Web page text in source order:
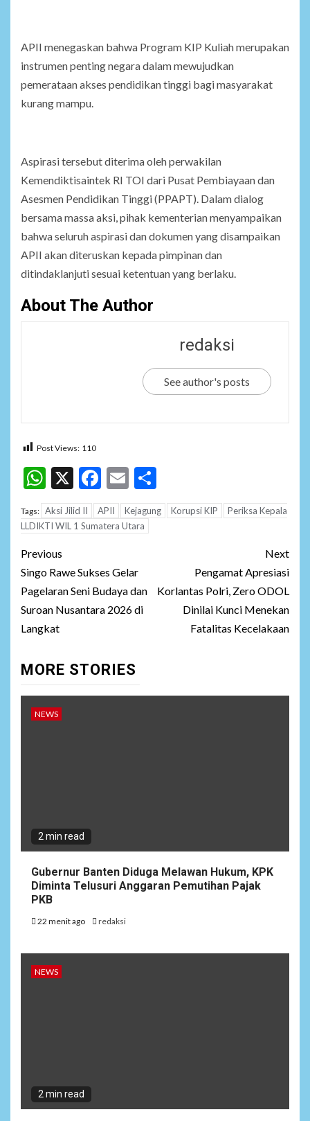
APII menegaskan bahwa Program KIP Kuliah merupakan
instrumen penting negara dalam mewujudkan
pemerataan akses pendidikan tinggi bagi masyarakat
kurang mampu.
Aspirasi tersebut diterima oleh perwakilan
Kemendiktisaintek RI TOI dari Pusat Pembiayaan dan
Asesmen Pendidikan Tinggi (PPAPT). Dalam dialog
bersama massa aksi, pihak kementerian menyampaikan
bahwa seluruh aspirasi dan dokumen yang disampaikan
APII akan diteruskan kepada pimpinan dan
ditindaklanjuti sesuai ketentuan yang berlaku.
About The Author
redaksi
See author's posts
Post Views: 110
WhatsApp
X Facebook
Email
Tags: Aksi Jilid II APII Kejagung Korupsi KIP
Periksa Kepala
LLDIKTI WIL 1 Sumatera Utara
Post
navigation
Previous
Singo Rawe Sukses Gelar
Pagelaran Seni Budaya dan
Suroan Nusantara 2026 di
Langkat
Next
Pengamat Apresiasi
Korlantas Polri, Zero ODOL
Dinilai Kunci Menekan
Fatalitas Kecelakaan
MORE STORIES
NEWS
2 min read
Gubernur Banten Diduga Melawan Hukum, KPK
Diminta Telusuri Anggaran Pemutihan Pajak
PKB
22 menit ago redaksi
NEWS
2 min read